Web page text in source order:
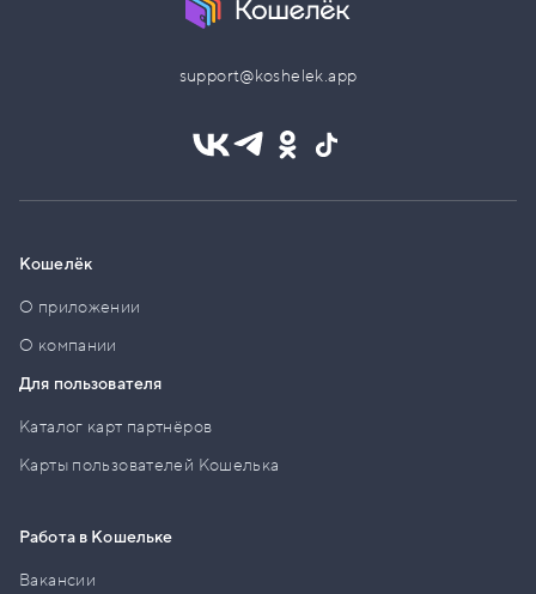
support@koshelek.app
Кошелёк
О приложении
О компании
Для пользователя
Каталог карт партнёров
Карты пользователей Кошелька
Работа в Кошельке
Вакансии